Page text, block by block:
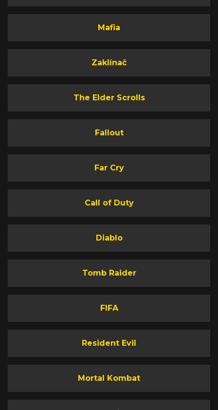
Mafia
Zaklínač
The Elder Scrolls
Fallout
Far Cry
Call of Duty
Diablo
Tomb Raider
FIFA
Resident Evil
Mortal Kombat